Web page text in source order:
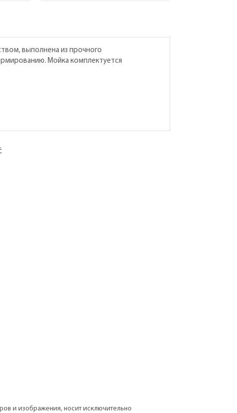
выполнена из прочного
Мойка комплектуется
и изображения, носит исключительно